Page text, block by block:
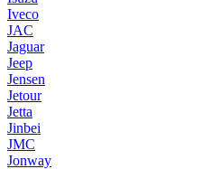
Iveco
JAC
Jaguar
Jeep
Jensen
Jetour
Jetta
Jinbei
JMC
Jonway